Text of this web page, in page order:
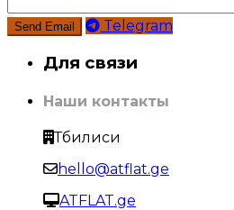
Telegram
Для связи
Наши контакты
Тбилиси
hello@atflat.ge
ATFLAT.ge